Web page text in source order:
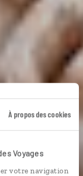
À propos des cookies
Voyages
votre navigation